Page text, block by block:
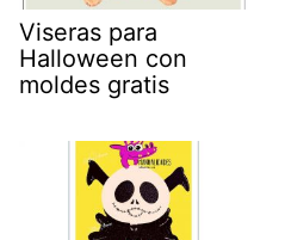
Viseras para
Halloween con
moldes gratis